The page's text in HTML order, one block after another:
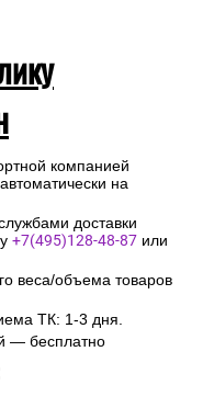
компанией
на
доставки
+7(495)128-48-87 или
веса/объема товаров
ТК: 1-3 дня.
— бесплатно